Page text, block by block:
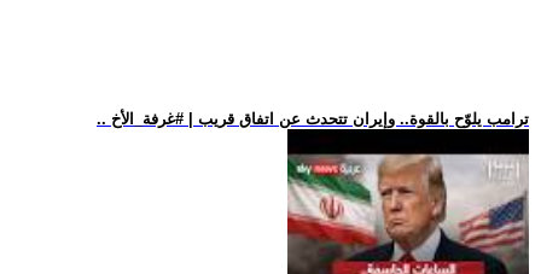
.. ترامب يلوّح بالقوة.. وإيران تتحدث عن اتفاق قريب | #غرفة_الأخ